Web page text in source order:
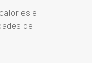
es el
de